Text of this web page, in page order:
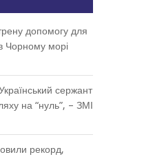
допомогу для
Чорному морі
сержант
на “нуль”, – ЗМІ
рекорд,